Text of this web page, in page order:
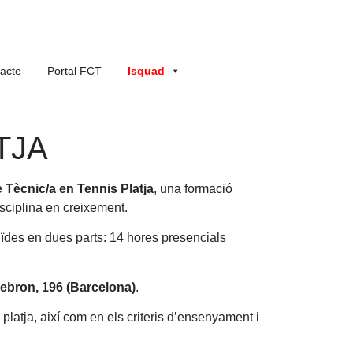
Portal FCT Isquad
Tècnic/a en Tennis Platja, una formació
en creixement.
en dues parts: 14 hores presencials
196 (Barcelona).
així com en els criteris d’ensenyament i